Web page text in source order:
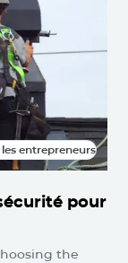
entrepreneurs
entrepreneurs
pour
the